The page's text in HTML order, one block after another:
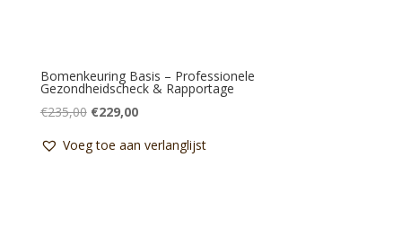
Bomenkeuring Basis – Professionele
Gezondheidscheck & Rapportage
€235,00 Oorspronkelijke
was:
€229,00Huidige
is:
Voeg toe aan verlanglijst